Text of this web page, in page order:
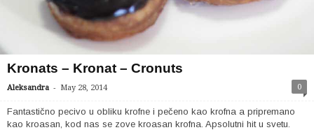
Kronats – Kronat – Cronuts
Aleksandra - May 28, 2014 0
Fantastično pecivo u obliku krofne i pečeno kao krofna a pripremano
kao kroasan, kod nas se zove kroasan krofna. Apsolutni hit u svetu.